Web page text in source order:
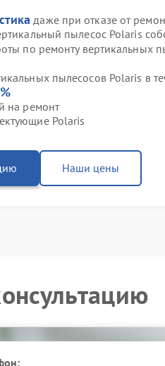
даже при отказе от
пылесос Polaris
по ремонту вертикальных
пылесосов Polaris в
на ремонт
Polaris
Наши цены